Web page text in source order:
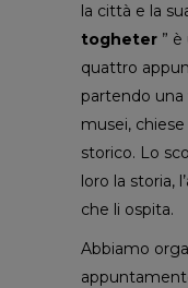
la città e la
togheter ”
quattro
partendo una
musei,
storico. Lo
loro la storia,
che li ospita.
Abbiamo